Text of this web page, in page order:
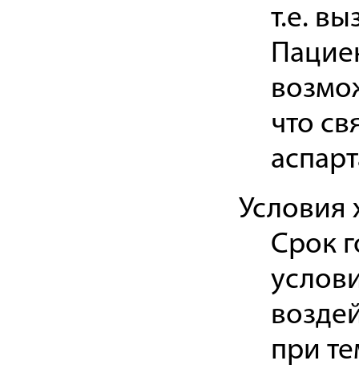
т.е.
что
Условия
Срок
при